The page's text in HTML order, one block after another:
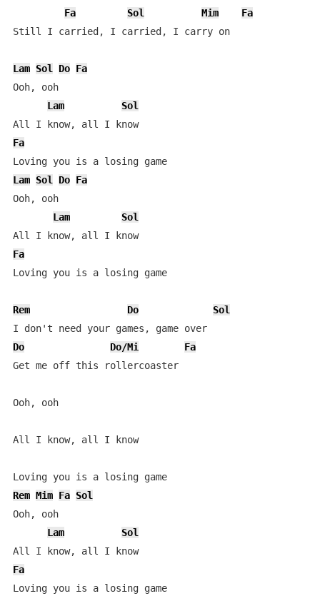
Fa Sol Mim
Fa
Still I carried, I carried, I carry on
Lam Sol Do Fa
Ooh, ooh
Lam
Sol
All I know, all I know
Fa
Loving you is a losing game
Lam Sol Do Fa
Ooh, ooh
Lam
Sol
All I know, all I know
Fa
Loving you is a losing game
Rem Do
Sol
I don't need your games, game over
Do
Do/Mi
Fa
Get me off this rollercoaster
Ooh, ooh
All I know, all I know
Loving you is a losing game
Rem Mim Fa Sol
Ooh, ooh
Lam
Sol
All I know, all I know
Fa
Loving you is a losing game